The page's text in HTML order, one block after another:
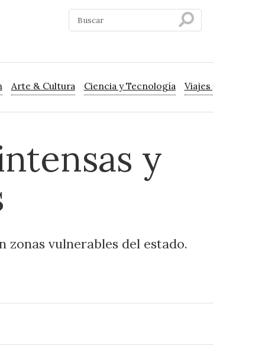
Arte & Cultura Ciencia y Tecnología Viajes y Turismo
y
vulnerables del estado.